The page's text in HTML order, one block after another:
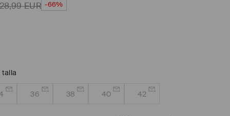
EUR -66%
talla
36 38 40 42